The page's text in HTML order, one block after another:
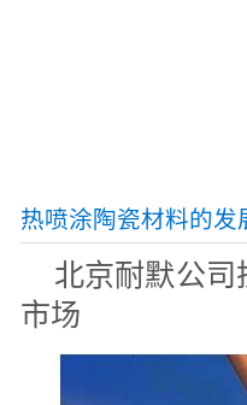
热喷涂陶瓷材料的
北京耐默公司
市场